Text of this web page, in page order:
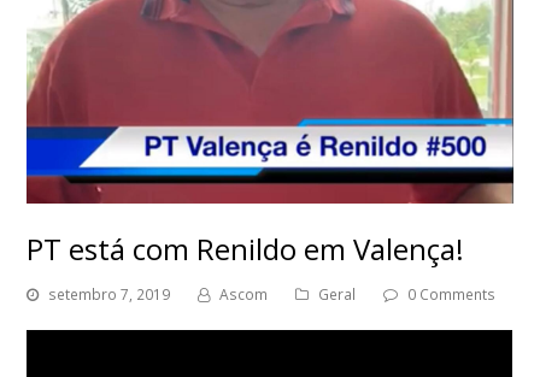
PT está com Renildo em Valença!
setembro 7, 2019 Ascom Geral 0 Comments